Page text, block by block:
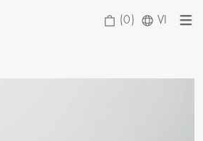
(0) VI